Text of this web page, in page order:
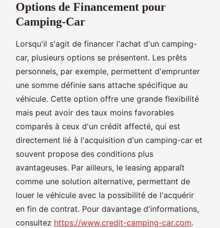
Options de Financement pour
Camping-Car
Lorsqu'il s'agit de financer l'achat d'un camping-
car, plusieurs options se présentent. Les prêts
personnels, par exemple, permettent d'emprunter
une somme définie sans attache spécifique au
véhicule. Cette option offre une grande flexibilité
mais peut avoir des taux moins favorables
comparés à ceux d'un crédit affecté, qui est
directement lié à l'acquisition d'un camping-car et
souvent propose des conditions plus
avantageuses. Par ailleurs, le leasing apparaît
comme une solution alternative, permettant de
louer le véhicule avec la possibilité de l'acquérir
en fin de contrat. Pour davantage d'informations,
consultez https://www.credit-camping-car.com.